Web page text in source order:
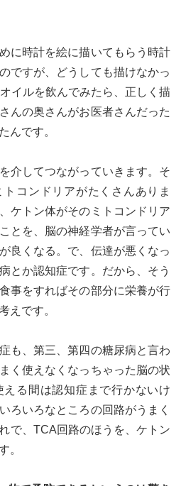
に時計を絵に描いてもらう時計
ですが、どうしても描けなかっ
イルを飲んでみたら、正しく描
んの奥さんがお医者さんだった
んです。
介してつながっていきます。そ
コンドリアがたくさんありま
ケトン体がそのミトコンドリア
とを、脳の神経学者が言ってい
良くなる。で、伝達が悪くなっ
とか認知症です。だから、そう
事をすればその部分に栄養が行
えです。
も、第三、第四の糖尿病と言わ
く使えなくなっちゃった脳の状
る間は認知症まで行かないけ
ろいろなところの回路がうまく
で、TCA回路のほうを、ケトン
。